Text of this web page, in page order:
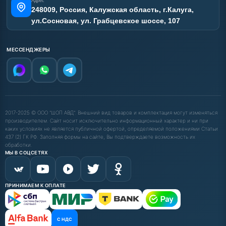
248009, Россия, Калужская область, г.Калуга,
ул.Сосновая, ул. Грабцевское шоссе, 107
МЕССЕНДЖЕРЫ
2017-2025 © ООО "ШОП АВД". Внешний вид товаров и комплектация могут изменяться
производителем. Сайт носит исключительно информационный характер и ни при
каких условиях не является публичной офертой, определяемой положениями Статьи
437 (2) ГК РФ. Заполняя формы на сайте, Вы подтверждаете возможность их
обработки.
МЫ В СОЦСЕТЯХ
ПРИНИМАЕМ К ОПЛАТЕ
С НДС